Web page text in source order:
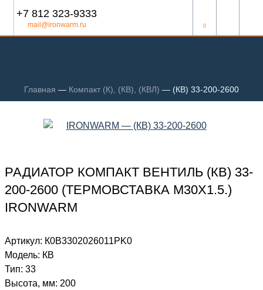
+7 812 323-9333
mail@ironwarm.ru 0
Главная — Компакт (К), (КВ), (КВЛ) — (КВ) 33-200-2600
РАДИАТОР КОМПАКТ ВЕНТИЛЬ (КВ) 33-
200-2600 (ТЕРМОВСТАВКА М30Х1.5.)
IRONWARM
Артикул: К0В3302026011PK0
Модель: КВ
Тип: 33
Высота, мм: 200